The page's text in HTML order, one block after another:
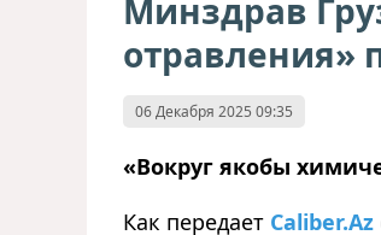
Минздрав
отравления»
06 Декабря 2025 09:35
«Вокруг якобы
Как передает Caliber.Az